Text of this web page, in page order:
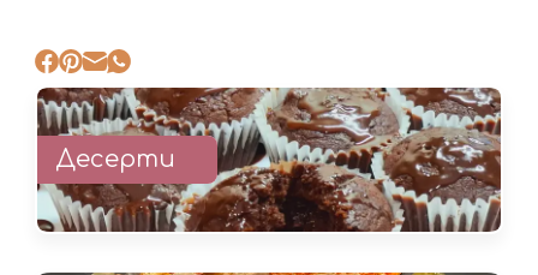
Десерти